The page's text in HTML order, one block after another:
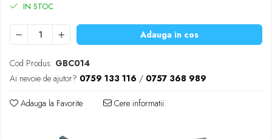
Cablu coaxial
Periferice PC
Accesorii auto
Redresoare
Roboti pornire
Carcase protectie NOCO BOOST
IN STOC
Adauga in cos
Cod Produs: GBC014
Ai nevoie de ajutor? 0759 133 116 / 0757 368 989
Adauga la Favorite Cere informatii